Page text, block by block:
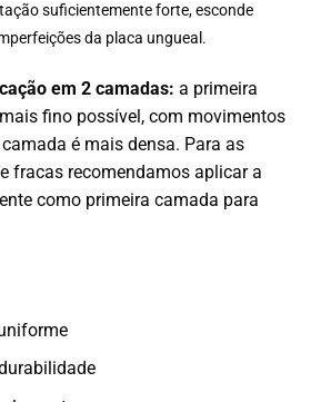
suficientemente forte, esconde
da placa ungueal.
em 2 camadas: a primeira
fino possível, com movimentos
é mais densa. Para as
fracas recomendamos aplicar a
como primeira camada para